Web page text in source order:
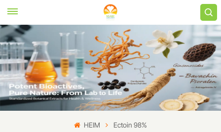
HEIM Ectoin 98%